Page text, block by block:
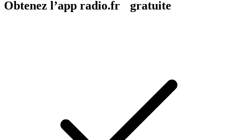
Obtenez l’app radio.fr gratuite